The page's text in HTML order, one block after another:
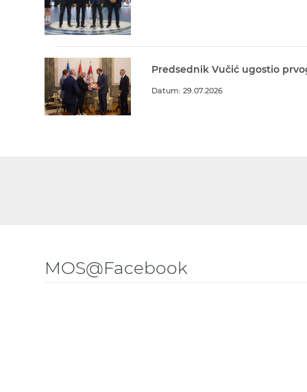
Predsednik Vučić ugostio
Datum: 29.07.2026
MOS@Facebook